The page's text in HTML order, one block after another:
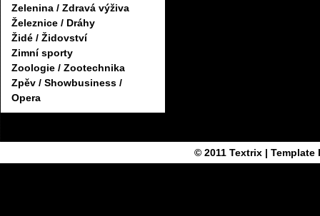
Zelenina / Zdravá výživa
Železnice / Dráhy
Židé / Židovství
Zimní sporty
Zoologie / Zootechnika
Zpěv / Showbusiness /
Opera
© 2011 Textrix| Template